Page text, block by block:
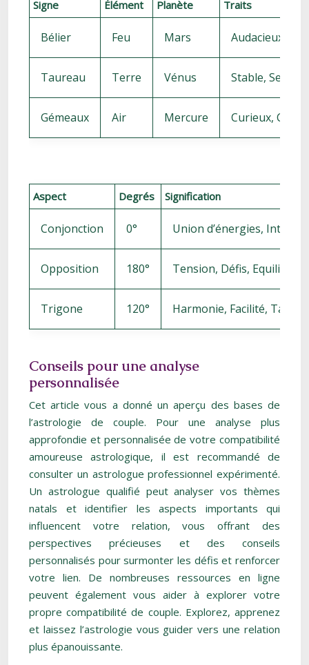
Signe Élément Planète Traits
Bélier Feu Mars Audacieux,
Taureau Terre Vénus Stable,
Gémeaux Air Mercure Curieux,
Aspect Degrés Signification
Conjonction 0° Union d’énergies,
Opposition 180° Tension, Défis, Equilibre
Trigone 120° Harmonie, Facilité, Talent
Conseils pour une analyse
personnalisée
Cet article vous a donné un aperçu des bases de
l’astrologie de couple. Pour une analyse plus
approfondie et personnalisée de votre compatibilité
amoureuse astrologique, il est recommandé de
consulter un astrologue professionnel expérimenté.
Un astrologue qualifié peut analyser vos thèmes
natals et identifier les aspects importants qui
influencent votre relation, vous offrant des
perspectives précieuses et des conseils
personnalisés pour surmonter les défis et renforcer
votre lien. De nombreuses ressources en ligne
peuvent également vous aider à explorer votre
propre compatibilité de couple. Explorez, apprenez
et laissez l’astrologie vous guider vers une relation
plus épanouissante.